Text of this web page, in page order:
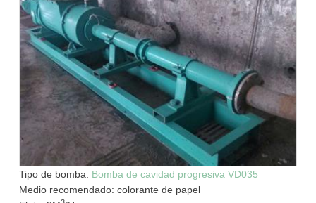
Tipo de bomba: Bomba de cavidad progresiva VD035
Medio recomendado: colorante de papel